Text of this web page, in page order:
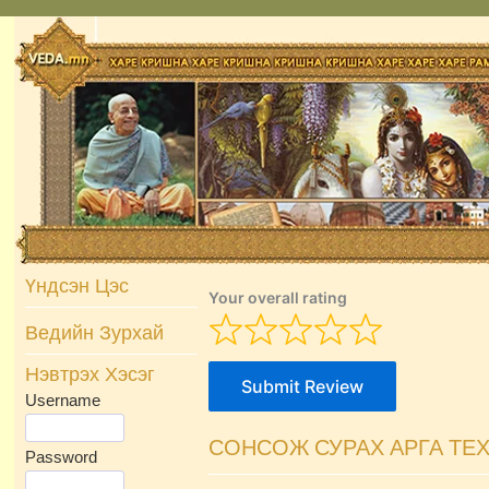
Skip
content
Үндсэн Цэс
Ведийн Зурхай
Нэвтрэх Хэсэг
Username
Password
Your overall rating
Submit Review
СОНСОЖ СУРАХ АРГА